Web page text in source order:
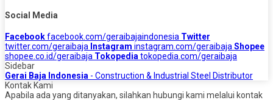
Social Media
Facebookfacebook.com/geraibajaindonesia Twitter
twitter.com/geraibaja Instagram instagram.com/geraibaja Shopee
shopee.co.id/geraibaja Tokopedia tokopedia.com/geraibaja
Sidebar
Gerai Baja Indonesia - Construction & Industrial Steel Distributor
Kontak Kami
Apabila ada yang ditanyakan, silahkan hubungi kami melalui kontak